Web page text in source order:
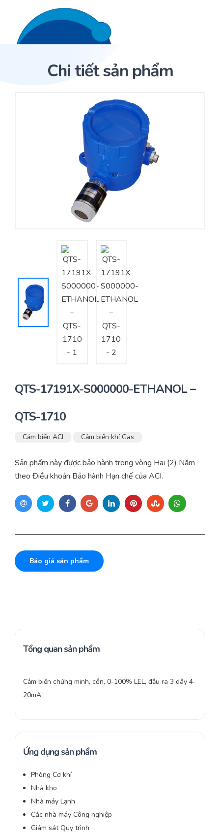
Trang Chủ
Nhà phân phối cảm biến
Nhà sản xuất thiết bị điều khiển
Cung cấp giải pháp quản lý cho toà nhà (BMS)
Tư vấn – Thiết kế – Cung cấp thiết bị HVAC
Tư vấn thiết kế, thi công tủ điều khiển
Thi công – Lắp đặt hệ thống HVAC
Chi tiết sản phẩm
Sản phẩm
QTS-17191X-S000000-ETHANOL –
QTS-1710
Cảm biến ACI Cảm biến khí Gas
Sản phẩm này được bảo hành trong vòng Hai (2) Năm
theo Điều khoản Bảo hành Hạn chế của ACI.
Báo giá sản phẩm
Tổng quan sản phẩm
Cảm biến chứng minh, cồn, 0-100% LEL, đầu ra 3 dây 4-
20mA
Ứng dụng sản phẩm
Phòng Cơ khí
Nhà kho
Nhà máy Lạnh
Các nhà máy Công nghiệp
Giám sát Quy trình